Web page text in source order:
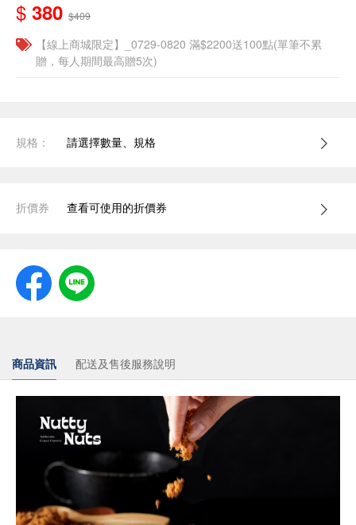
$ 380 $409
【線上商城限定】_0729-0820 滿$2200送100點(單筆不累
贈，每人期間最高贈5次)
規格： 請選擇數量、規格
折價券 查看可使用的折價券
商品資訊 配送及售後服務說明